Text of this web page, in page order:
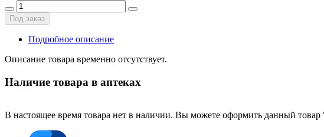
Под заказ
Подробное описание
Описание товара временно отсутствует.
Наличие товара в аптеках
В настоящее время товара нет в наличии. Вы можете оформить данный товар